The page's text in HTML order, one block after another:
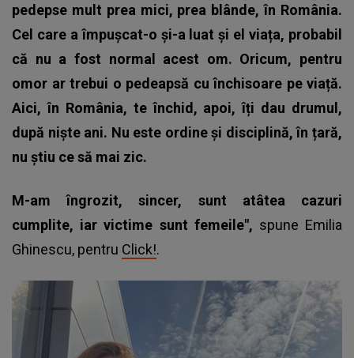
pedepse mult prea mici, prea blânde, în România.
Cel care a împușcat-o și-a luat și el viața, probabil
că nu a fost normal acest om. Oricum, pentru
omor ar trebui o pedeapsă cu închisoare pe viață.
Aici, în România, te închid, apoi, îți dau drumul,
după niște ani. Nu este ordine și disciplină, în țară,
nu știu ce să mai zic.
M-am îngrozit, sincer, sunt atâtea cazuri
cumplite, iar victime sunt femeile", spune Emilia
Ghinescu, pentru Click!.